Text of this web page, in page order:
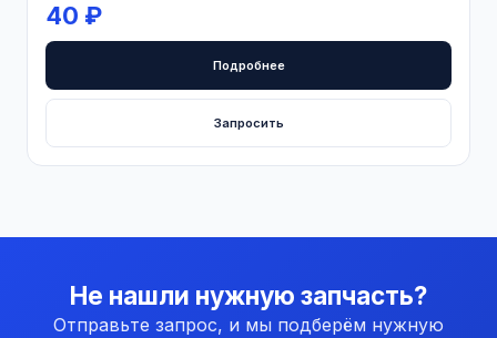
40 ₽
Подробнее
Запросить
Не нашли нужную запчасть?
Отправьте запрос, и мы подберём нужную